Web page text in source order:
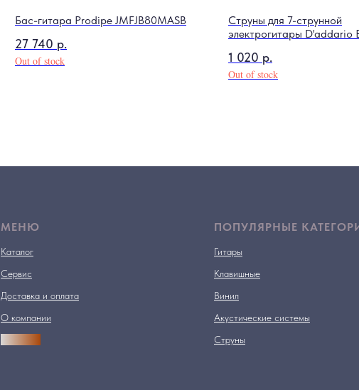
Бас-гитара Prodipe JMFJB80MASB
27 740 р.
Out of stock
Струны для 7-струнной
электрогитары D'addario
1 020 р.
Out of stock
МЕНЮ
Каталог
Сервис
Доставка и оплата
О компании
ПОПУЛЯРНЫЕ
Гитары
Клавишные
Винил
Акустические системы
Струны